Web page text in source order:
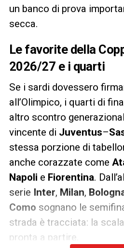
un banco di prova
secca.
Le favorite della
2026/27 e i quarti
Se i sardi dovessero
all’Olimpico, i quarti di
altro scontro
vincente di Juventus–
stessa porzione di
anche corazzate come
Napoli e Fiorentina.
serie Inter, Milan,
Como sognano le
strada è tracciata: la
pronta a partire.